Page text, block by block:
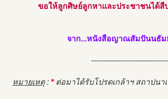
ขอให้ลูกศิษย์ลูกหาและประชาชนได้สื
จาก...หนังสือญาณสัมปันนธั
หมายเหตุ: *ต่อมาได้รับโปรดเกล้าฯ สถาปนา